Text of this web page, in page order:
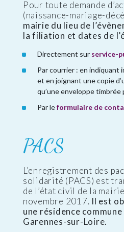
Pour toute demande
(naissance-mariage-
mairie du lieu de
la filiation et dates de
Directement sur service-
Par courrier : en indiquant
et en joignant une copie
qu’une enveloppe timbrée
Par leformulaire de
PACS
L’enregistrement des
solidarité (PACS) est
de l’état civil de la
novembre 2017. Il est
une résidence
Garennes-sur-Loire.